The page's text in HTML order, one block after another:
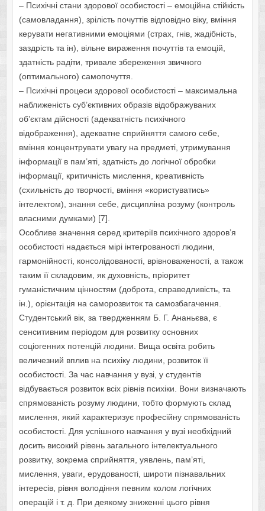
– Психічні стани здорової особистості – емоційна стійкість
(самовладання), зрілість почуттів відповідно віку, вміння
керувати негативними емоціями (страх, гнів, жадібність,
заздрість та ін), вільне вираження почуттів та емоцій,
здатність радіти, тривале збереження звичного
(оптимального) самопочуття.
– Психічні процеси здорової особистості – максимальна
наближеність суб’єктивних образів відображуваних
об’єктам дійсності (адекватність психічного
відображення), адекватне сприйняття самого себе,
вміння концентрувати увагу на предметі, утримування
інформації в пам’яті, здатність до логічної обробки
інформації, критичність мислення, креативність
(схильність до творчості, вміння «користуватись»
інтелектом), знання себе, дисципліна розуму (контроль
власними думками) [7].
Особливе значення серед критеріїв психічного здоров’я
особистості надається мірі інтегрованості людини,
гармонійності, консолідованості, врівноваженості, а також
таким її складовим, як духовність, пріоритет
гуманістичним цінностям (доброта, справедливість, та
ін.), орієнтація на саморозвиток та самозбагачення.
Студентський вік, за твердженням Б. Г. Ананьєва, є
сенситивним періодом для розвитку основних
соціогенних потенцій людини. Вища освіта робить
величезний вплив на психіку людини, розвиток її
особистості. За час навчання у вузі, у студентів
відбувається розвиток всіх рівнів психіки. Вони визначають
спрямованість розуму людини, тобто формують склад
мислення, який характеризує професійну спрямованість
особистості. Для успішного навчання у вузі необхідний
досить високий рівень загального інтелектуального
розвитку, зокрема сприйняття, уявлень, пам’яті,
мислення, уваги, ерудованості, широти пізнавальних
інтересів, рівня володіння певним колом логічних
операцій і т. д. При деякому зниженні цього рівня